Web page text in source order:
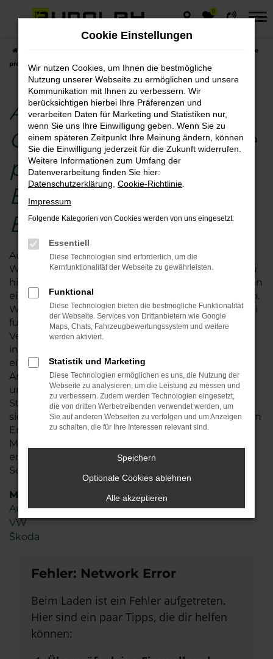
Zum
0
Audi A5 Gebrauchtwagen – die
preisgünstige Entscheidung für Erfurt
Audi A5
Gebrauchtwagen – die
preisgünstige
Entscheidung für
Erfurt
Augen auf beim Audi A5 Gebrauchtwagen- Kauf.
Wir vom Autohaus Rudolph schauen für Sie genau
hin und führen vor dem Verkauf nach Erfurt oder an
einen anderen Ort einen gründlichen Check durch.
Wir stellen so sicher, dass Ihr Fahrzeug einwandfrei
funktioniert und tauschen natürlich auch
Verschleißteile aus. Audi A5 Gebrauchtwagen sind
in den meisten Fällen junge Gebrauchte, die noch
einige Jahre Mobilität in Erfurt möglich machen.
Angeboten werden die Fahrzeug zum fairen Preis
und sind zudem nahezu umgehend verfügbar.
Stöbern Sie in unserem Sortiment oder lassen Sie
sich gezielt von uns beraten. Mit mehr als 45 Jahren
Erfahrung und einem Team aus mehr als 110
Mitarbeitenden profitieren Sie von unserem
erstklassigen Know-how und unserer Liebe zum
Service.
Marken
Audi
VW
Škoda
Fehler: Network Error
Beim Laden ist ein Fehler aufgetreten.
Hier sind ein paar Tipps, die dir helfen
können:
Cookie Einstellungen
Wir nutzen Cookies, um Ihnen die bestmögliche
Nutzung unserer Webseite zu ermöglichen und unsere
Kommunikation mit Ihnen zu verbessern. Wir
berücksichtigen hierbei Ihre Präferenzen und
verarbeiten Daten für Marketing und Statistiken nur,
wenn Sie uns Ihre Einwilligung geben. Wenn Sie zu
einem späteren Zeitpunkt Ihre Meinung ändern, können
Sie die Einwilligung jederzeit für die Zukunft widerrufen.
Weitere Informationen zum Umfang der
Datenverarbeitung finden Sie hier:
Datenschutzerklärung Cookie-Richtlinie
Impressum
Folgende Kategorien von Cookies werden von uns eingesetzt:
Essentiell
Diese Technologien sind erforderlich, um die
Kernfunktionalität der Webseite zu gewährleisten.
Funktional
Diese Technologien bieten die bestmögliche Funktionalität
der Webseite. Services von Drittanbietern wie Google
Maps, Chats, Fahrzeugbewertungssystem und weitere
werden aktiviert.
Statistik und Marketing
Diese Technologien ermöglichen es uns, die Nutzung der
Webseite zu analysieren, um die Leistung zu messen und
zu verbessern. Zudem werden Technologien eingesetzt,
die von dritten Werbetreibenden verwendet werden, um
Sie auf anderen Webseiten zu verfolgen und um Anzeigen
zu schalten, die für Ihre Interessen relevant sind.
Speichern
Optionale Cookies ablehnen
Alle akzeptieren